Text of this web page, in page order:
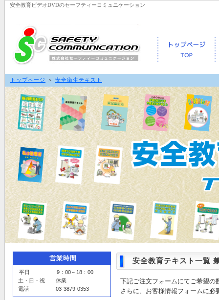
安全教育ビデオDVDのセーフティーコミュニケーション
トップページ ＞ 安全衛生テキスト
営業時間
平日 9：00～18：00
土・日・祝 休業
電話 03-3879-0353
安全教育テキスト一覧
下記ご注文フォームにてご希望の
さらに、お客様情報フォームに